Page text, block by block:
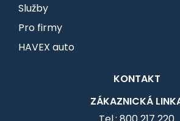
Služby
Pro firmy
HAVEX auto
KONTAKT
ZÁKAZNICKÁ